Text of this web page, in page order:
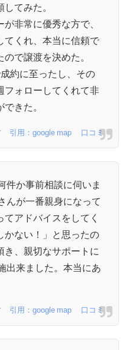
てみた。
非常に優秀な方で、
てくれ、本当に信頼で
で譲渡を決めた。
約に至ったし、その
フォローしてくれて非
きた。
引用：google map 口コミ
件か事前相談に伺いま
んが一番親身になって
てアドバイスをしてく
かない！」と思ったの
き、親切なサポートに
出来ました。本当にあ
引用：google map 口コミ